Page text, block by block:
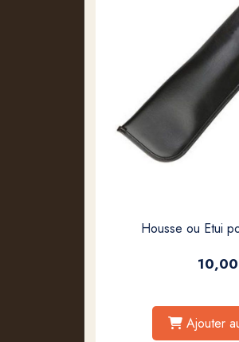
Housse ou Etui
10,00
Ajouter